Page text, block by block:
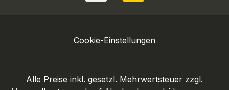
Cookie-Einstellungen
Alle Preise inkl. gesetzl. Mehrwertsteuer zzgl.